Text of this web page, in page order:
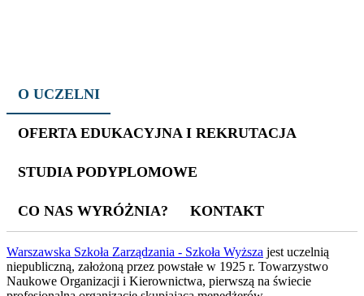
O UCZELNI
OFERTA EDUKACYJNA I REKRUTACJA
STUDIA PODYPLOMOWE
CO NAS WYRÓŻNIA? KONTAKT
Warszawska Szkoła Zarządzania - Szkoła Wyższa jest uczelnią
niepubliczną, założoną przez powstałe w 1925 r. Towarzystwo
Naukowe Organizacji i Kierownictwa, pierwszą na świecie